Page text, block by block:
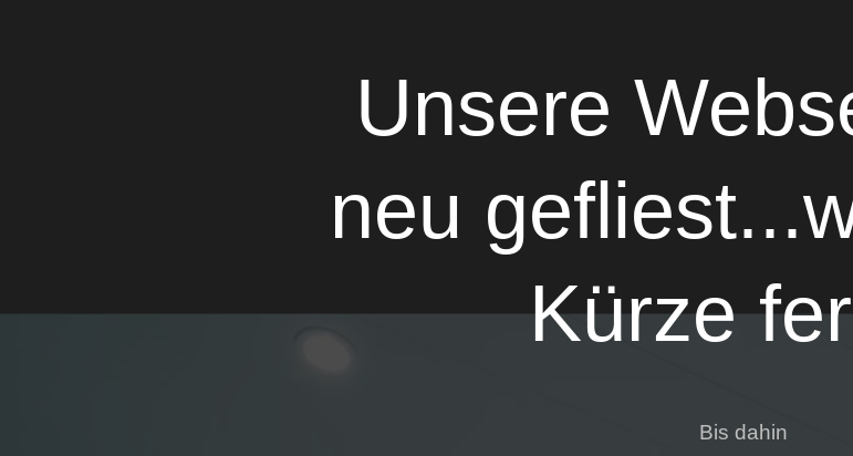
Unsere
neu
Kürze
Bis dahin